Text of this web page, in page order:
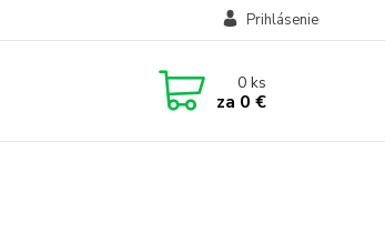
Prihlásenie
0ks
za 0 €